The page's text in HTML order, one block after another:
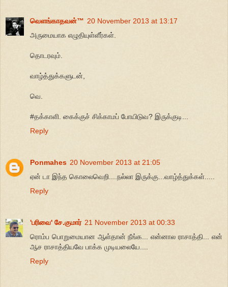
வெளங்காதவன்™ 20 November 2013 at 13:17
அருமையாக எழுதியுள்ளீர்கள்.
தொடரவும்.
வாழ்த்துக்களுடன்,
வெ.
#தக்காளி. கைக்குச் சிக்காமப் போயிடுவ? இருக்குடி...
Reply
Ponmahes 20 November 2013 at 21:05
ஏன் டா இந்த கொலைவெறி....நல்லா இருக்கு...வாழ்த்துக்கள்.....
Reply
'பரிவை' சே.குமார் 21 November 2013 at 00:33
ரொம்ப பொறுமையான ஆள்தான் நீங்க... என்னால ராசாத்தி... என்
ஆச ராசாத்தியவே பாக்க முடியலையே....
Reply